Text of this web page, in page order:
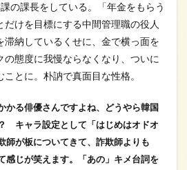
の課長をしている。「年金をもらう
けを目標にする中間管理職の役人
滞納しているくせに、金で横っ面を
態度に我慢ならなくなり、ついに
とに。朴訥で真面目な性格。
かる俳優さんですよね、どうやら韓国
キャラ設定として「はじめはオドオ
師が板についてきて、詐欺師よりも
感じが笑えます。「あの」キメ台詞を